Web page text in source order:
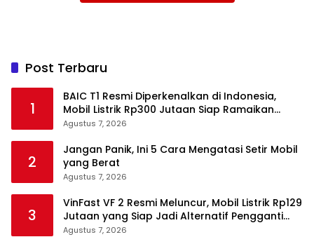
Post Terbaru
1
BAIC T1 Resmi Diperkenalkan di Indonesia,
Mobil Listrik Rp300 Jutaan Siap Ramaikan
Pasar EV
Agustus 7, 2026
2
Jangan Panik, Ini 5 Cara Mengatasi Setir Mobil
yang Berat
Agustus 7, 2026
3
VinFast VF 2 Resmi Meluncur, Mobil Listrik Rp129
Jutaan yang Siap Jadi Alternatif Pengganti
Motor
Agustus 7, 2026